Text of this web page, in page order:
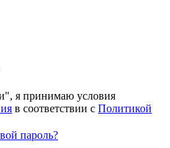
я принимаю условия
в соответствии с Политикой
пароль?